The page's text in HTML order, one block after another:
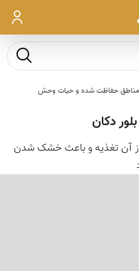
ورود
جست و
مناطق حفاظت شده و حیات وحش
دکان
از آن تغذیه و باعث خشک شدن